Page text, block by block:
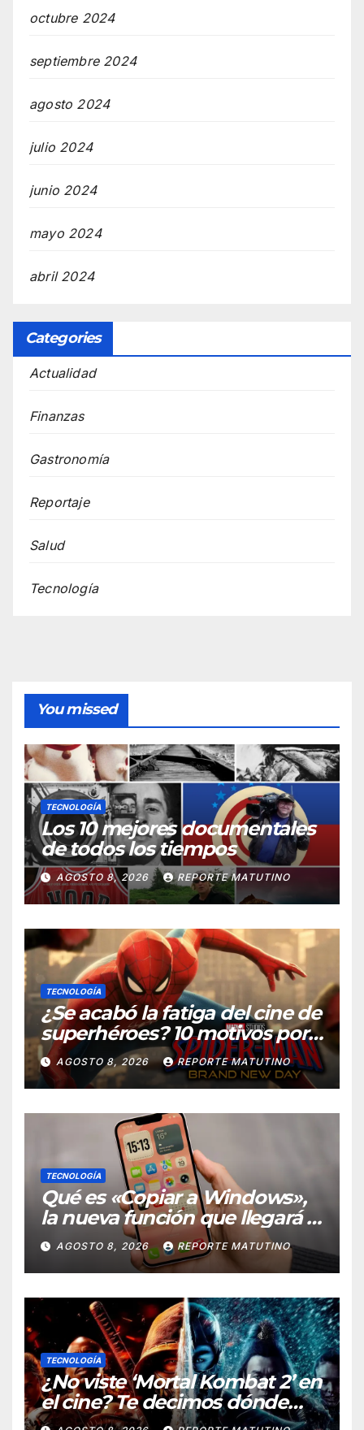
octubre 2024
septiembre 2024
agosto 2024
julio 2024
junio 2024
mayo 2024
abril 2024
Categories
Actualidad
Finanzas
Gastronomía
Reportaje
Salud
Tecnología
You missed
TECNOLOGÍA
Los 10 mejores documentales
de todos los tiempos
AGOSTO 8, 2026 REPORTE MATUTINO
TECNOLOGÍA
¿Se acabó la fatiga del cine de
superhéroes? 10 motivos por
los que ‘Spider-Man: Brand
New Day» desmiente esa
teoría
AGOSTO 8, 2026 REPORTE MATUTINO
TECNOLOGÍA
Qué es «Copiar a Windows»,
la nueva función que llegará al
iPhone solo para Europa
AGOSTO 8, 2026 REPORTE MATUTINO
TECNOLOGÍA
¿No viste ‘Mortal Kombat 2’ en
el cine? Te decimos dónde
verla en streaming ahora